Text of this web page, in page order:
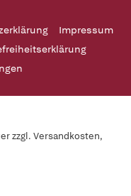
Impressum
zzgl. Versandkosten,